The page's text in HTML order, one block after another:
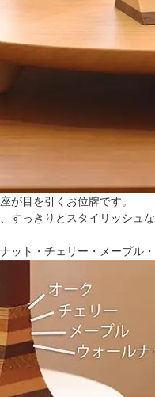
が目を引くお位牌です。
すっきりとスタイリッシュ
ット・チェリー・メープル